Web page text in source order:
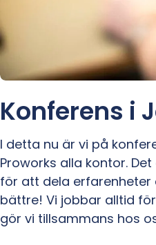
Konferens i
I detta nu är vi på
Proworks alla kontor.
för att dela
bättre! Vi jobbar alltid
gör vi tillsammans hos